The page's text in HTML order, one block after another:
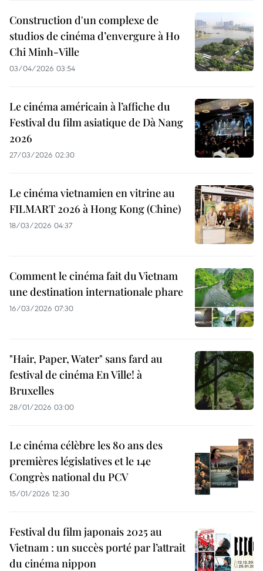
Construction d'un complexe de
studios de cinéma d’envergure à Ho
Chi Minh-Ville
03/04/2026 03:54
Le cinéma américain à l’affiche du
Festival du film asiatique de Dà Nang
2026
27/03/2026 02:30
Le cinéma vietnamien en vitrine au
FILMART 2026 à Hong Kong (Chine)
18/03/2026 04:37
Comment le cinéma fait du Vietnam
une destination internationale phare
16/03/2026 07:30
"Hair, Paper, Water" sans fard au
festival de cinéma En Ville! à
Bruxelles
28/01/2026 03:00
Le cinéma célèbre les 80 ans des
premières législatives et le 14e
Congrès national du PCV
15/01/2026 12:30
Festival du film japonais 2025 au
Vietnam : un succès porté par l’attrait
du cinéma nippon